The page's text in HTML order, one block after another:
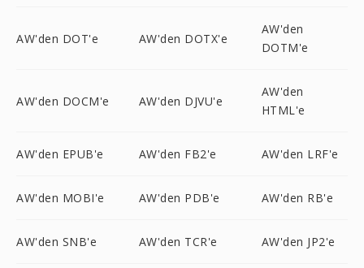
AW'den DOT'e AW'den DOTX'e
AW'den
DOTM'e
AW'den DOCM'e AW'den DJVU'e
AW'den
HTML'e
AW'den EPUB'e AW'den FB2'e AW'den LRF'e
AW'den MOBI'e AW'den PDB'e AW'den RB'e
AW'den SNB'e AW'den TCR'e AW'den JP2'e